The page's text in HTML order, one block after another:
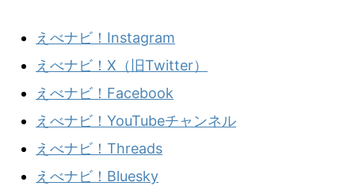
えべナビ！Instagram
えべナビ！X（旧Twitter）
えべナビ！Facebook
えべナビ！YouTubeチャンネル
えべナビ！Threads
えべナビ！Bluesky